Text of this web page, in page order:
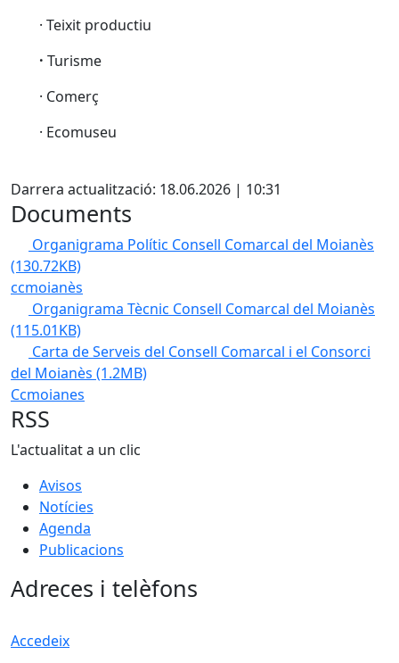
· Teixit productiu
· Turisme
· Comerç
· Ecomuseu
Darrera actualització: 18.06.2026 | 10:31
Documents
Organigrama Polític Consell Comarcal del Moianès
(130.72KB)
ccmoianès
Organigrama Tècnic Consell Comarcal del Moianès
(115.01KB)
Carta de Serveis del Consell Comarcal i el Consorci
del Moianès (1.2MB)
Ccmoianes
RSS
L'actualitat a un clic
Avisos
Notícies
Agenda
Publicacions
Adreces i telèfons
Accedeix